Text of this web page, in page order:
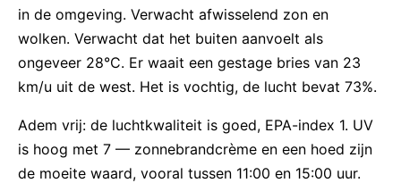
in de omgeving. Verwacht afwisselend zon en
wolken. Verwacht dat het buiten aanvoelt als
ongeveer 28°C. Er waait een gestage bries van 23
km/u uit de west. Het is vochtig, de lucht bevat 73%.
Adem vrij: de luchtkwaliteit is goed, EPA-index 1. UV
is hoog met 7 — zonnebrandcrème en een hoed zijn
de moeite waard, vooral tussen 11:00 en 15:00 uur.